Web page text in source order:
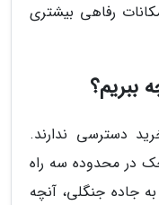
رفاهی بیشتری
ببریم؟
دسترسی ندارند.
در محدوده سه راه
جاده جنگلی، آنچه